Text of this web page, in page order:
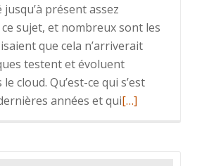
présent assez
sujet, et nombreux sont les
que cela n’arriverait
testent et évoluent
cloud. Qu’est-ce qui s’est
années et quiEn
[…]